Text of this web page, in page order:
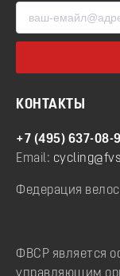
КОНТАКТЫ
+7 (495) 637-08-
Email:
Федерация
ФВСР является